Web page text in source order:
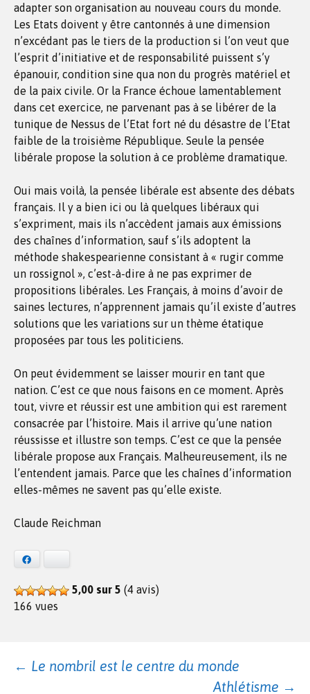
adapter son organisation au nouveau cours du monde.
Les Etats doivent y être cantonnés à une dimension
n’excédant pas le tiers de la production si l’on veut que
l’esprit d’initiative et de responsabilité puissent s’y
épanouir, condition sine qua non du progrès matériel et
de la paix civile. Or la France échoue lamentablement
dans cet exercice, ne parvenant pas à se libérer de la
tunique de Nessus de l’Etat fort né du désastre de l’Etat
faible de la troisième République. Seule la pensée
libérale propose la solution à ce problème dramatique.
Oui mais voilà, la pensée libérale est absente des débats
français. Il y a bien ici ou là quelques libéraux qui
s’expriment, mais ils n’accèdent jamais aux émissions
des chaînes d’information, sauf s’ils adoptent la
méthode shakespearienne consistant à « rugir comme
un rossignol », c’est-à-dire à ne pas exprimer de
propositions libérales. Les Français, à moins d’avoir de
saines lectures, n’apprennent jamais qu’il existe d’autres
solutions que les variations sur un thème étatique
proposées par tous les politiciens.
On peut évidemment se laisser mourir en tant que
nation. C’est ce que nous faisons en ce moment. Après
tout, vivre et réussir est une ambition qui est rarement
consacrée par l’histoire. Mais il arrive qu’une nation
réussisse et illustre son temps. C’est ce que la pensée
libérale propose aux Français. Malheureusement, ils ne
l’entendent jamais. Parce que les chaînes d’information
elles-mêmes ne savent pas qu’elle existe.
Claude Reichman
5,00 sur 5 (4 avis)
166 vues
Navigation
← Le nombril est le centre du monde
Athlétisme →